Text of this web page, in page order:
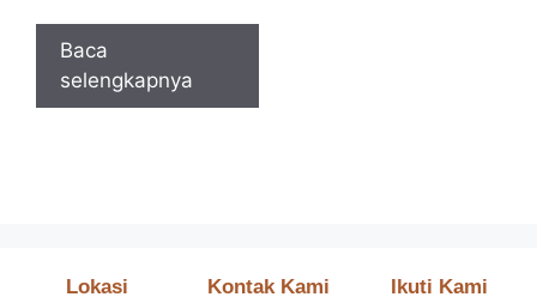
Baca
selengkapnya
Lokasi Kontak Kami Ikuti Kami